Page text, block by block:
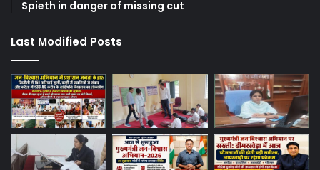
Spieth in danger of missing cut
Last Modified Posts